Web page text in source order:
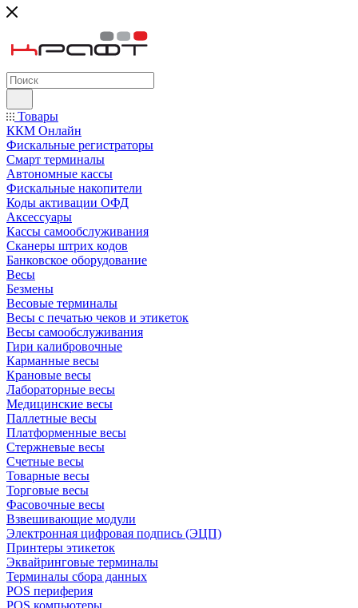
Товары
ККМ Онлайн
Фискальные регистраторы
Смарт терминалы
Автономные кассы
Фискальные накопители
Коды активации ОФД
Аксессуары
Кассы самообслуживания
Сканеры штрих кодов
Банковское оборудование
Весы
Безмены
Весовые терминалы
Весы с печатью чеков и этикеток
Весы самообслуживания
Гири калибровочные
Карманные весы
Крановые весы
Лабораторные весы
Медицинские весы
Паллетные весы
Платформенные весы
Стержневые весы
Счетные весы
Товарные весы
Торговые весы
Фасовочные весы
Взвешивающие модули
Электронная цифровая подпись (ЭЦП)
Принтеры этикеток
Эквайринговые терминалы
Терминалы сбора данных
POS периферия
POS компьютеры